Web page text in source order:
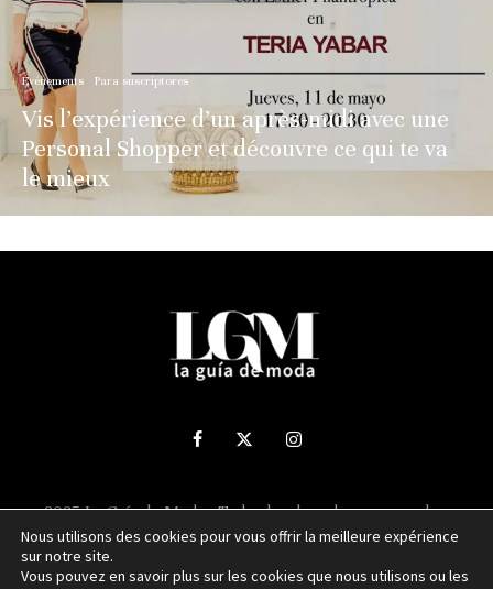
Événements Para suscriptores
Vis l’expérience d’un après-midi avec une
Personal Shopper et découvre ce qui te va
le mieux
2025 La Guía de Moda - Todos los derechos reservados.
Sitio web desarrollado porNUBEXO
Nous utilisons des cookies pour vous offrir la meilleure expérience
sur notre site.
Vous pouvez en savoir plus sur les cookies que nous utilisons ou les